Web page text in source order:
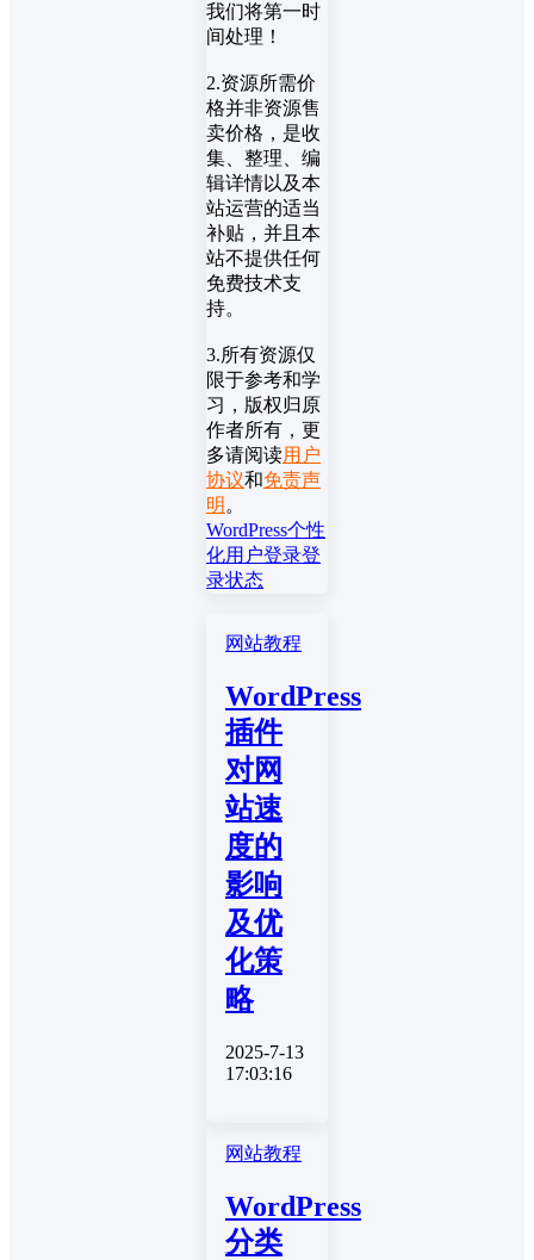
我们将第一时
间处理！
2.资源所需价
格并非资源售
卖价格，是收
集、整理、编
辑详情以及本
站运营的适当
补贴，并且本
站不提供任何
免费技术支
持。
3.所有资源仅
限于参考和学
习，版权归原
作者所有，更
多请阅读用户
协议和免责声
明 。
WordPress个性
化用户登录登
录状态
网站教程
WordPress
插件
对网
站速
度的
影响
及优
化策
略
2025-7-13
17:03:16
网站教程
WordPress
分类